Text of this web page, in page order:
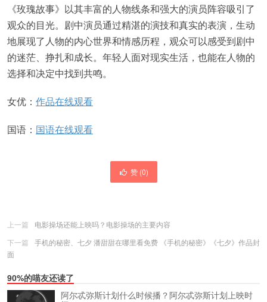
《玫瑰故事》以其丰富的人物线条和强大的演员阵容吸引了
观众的目光。剧中演员通过精湛的演技和真实的表演，生动
地展现了人物的内心世界和情感历程，观众可以感受到剧中
的迷茫、挣扎和成长。年轻人面对现实生活，也能在人物的
选择和决定中找到共鸣。
女优： 作品在线观看
国语： 国语在线观看
赞 (0)
上一篇
电影操场还能上映吗？电影操场的主要内容
下一篇
手机的秘密、七夕 潘甜甜在哪里看免费 《手机的秘密》《七夕》作品封
面
90%的喵友还读了
阿尔忒弥斯计划什么时候播？阿尔忒弥斯计划上映时